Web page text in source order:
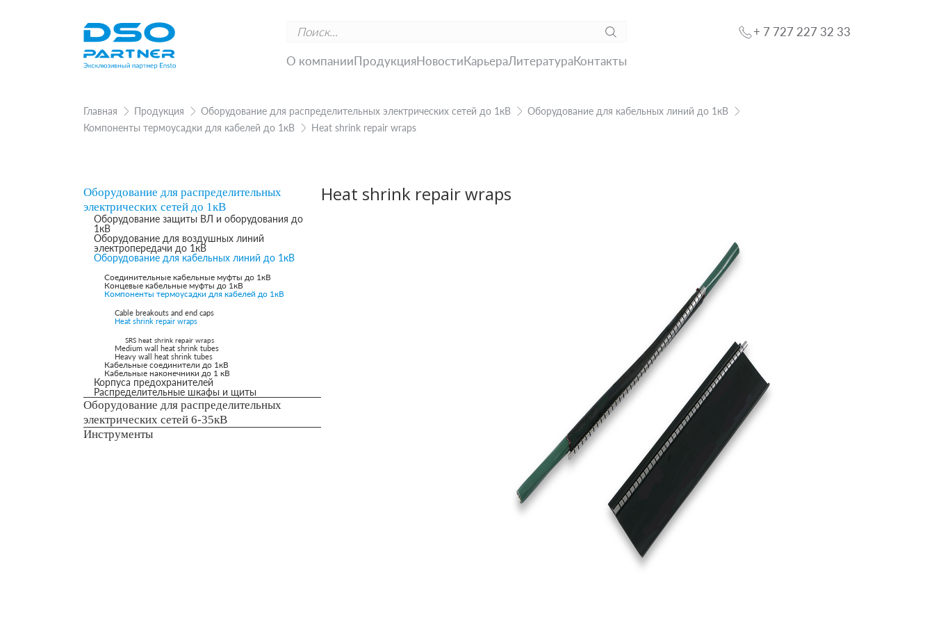
О компанииПродукцияНовостиКарьераЛитератураКонтакты
+ 7 727 227 32 33
Главная Продукция Оборудование для распределительных электрических сетей до 1кВ
Оборудование для кабельных линий до 1кВ
Компоненты термоусадки для кабелей до 1кВ
Heat shrink repair wraps
Оборудование для распределительных
электрических сетей до 1кВ
Оборудование защиты ВЛ и оборудования до
1кВ
Оборудование для воздушных линий
электропередачи до 1кВ
Оборудование для кабельных линий до 1кВ
Соединительные кабельные муфты до 1кВ
Концевые кабельные муфты до 1кВ
Компоненты термоусадки для кабелей до 1кВ
Cable breakouts and end caps
Heat shrink repair wraps
SRS heat shrink repair wraps
Medium wall heat shrink tubes
Heavy wall heat shrink tubes
Кабельные соединители до 1кВ
Кабельные наконечники до 1 кВ
Корпуса предохранителей
Распределительные шкафы и щиты
Оборудование для распределительных
электрических сетей 6-35кВ
Инструменты
Heat shrink repair wraps